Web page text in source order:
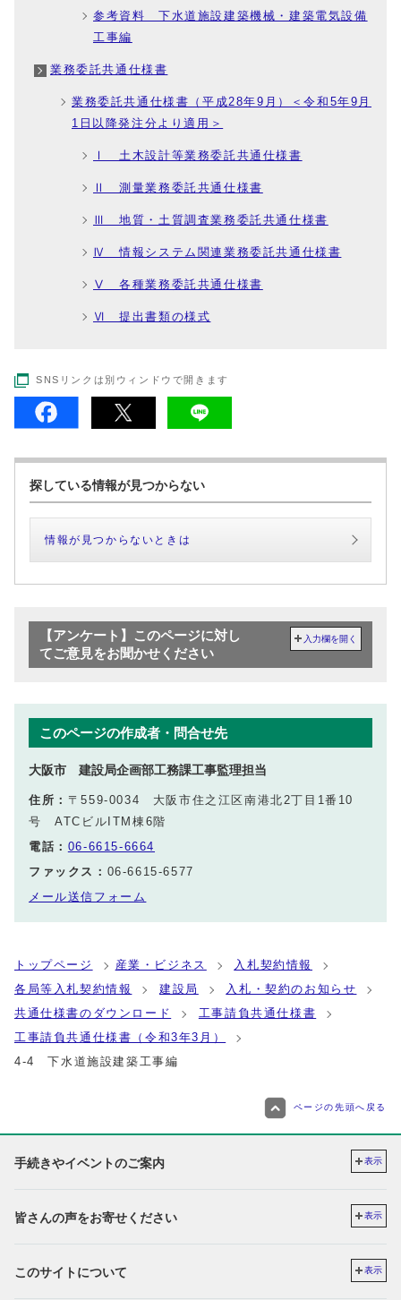
参考資料 下水道施設建築機械・建築電気設備
工事編
業務委託共通仕様書
業務委託共通仕様書（平成28年9月）＜令和5年9月
1日以降発注分より適用＞
Ⅰ 土木設計等業務委託共通仕様書
Ⅱ 測量業務委託共通仕様書
Ⅲ 地質・土質調査業務委託共通仕様書
Ⅳ 情報システム関連業務委託共通仕様書
Ⅴ 各種業務委託共通仕様書
Ⅵ 提出書類の様式
SNSリンクは別ウィンドウで開きます
探している情報が見つからない
情報が見つからないときは
【アンケート】このページに対し
てご意見をお聞かせください
入力欄を開く
このページの作成者・問合せ先
大阪市 建設局企画部工務課工事監理担当
住所： 〒559-0034 大阪市住之江区南港北2丁目1番10
号 ATCビルITM棟6階
電話： 06-6615-6664
ファックス： 06-6615-6577
メール送信フォーム
トップページ 産業・ビジネス
入札契約情報
各局等入札契約情報
建設局
入札・契約のお知らせ
共通仕様書のダウンロード
工事請負共通仕様書
工事請負共通仕様書（令和3年3月）
4‐4 下水道施設建築工事編
ページの先頭へ戻る
手続きやイベントのご案内 表示
皆さんの声をお寄せください 表示
このサイトについて 表示